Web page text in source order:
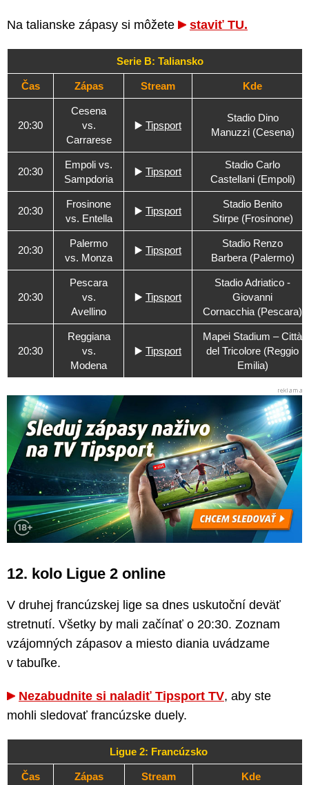
Na talianske zápasy si môžete staviť TU.
Serie B: Taliansko
Čas Zápas Stream Kde
20:30
Cesena
vs.
Carrarese
▶️ Tipsport
Stadio Dino
Manuzzi (Cesena)
20:30
Empoli vs.
Sampdoria
▶️ Tipsport
Stadio Carlo
Castellani (Empoli)
20:30
Frosinone
vs. Entella
▶️ Tipsport
Stadio Benito
Stirpe (Frosinone)
20:30
Palermo
vs. Monza
▶️ Tipsport
Stadio Renzo
Barbera (Palermo)
20:30
Pescara
vs.
Avellino
▶️ Tipsport
Stadio Adriatico -
Giovanni
Cornacchia (Pescara)
20:30
Reggiana
vs.
Modena
▶️ Tipsport
Mapei Stadium – Città
del Tricolore (Reggio
Emilia)
12. kolo Ligue 2 online
V druhej francúzskej lige sa dnes uskutoční deväť
stretnutí. Všetky by mali začínať o 20:30. Zoznam
vzájomných zápasov a miesto diania uvádzame
v tabuľke.
Nezabudnite si naladiť Tipsport TV, aby ste
mohli sledovať francúzske duely.
Ligue 2: Francúzsko
Čas Zápas Stream Kde